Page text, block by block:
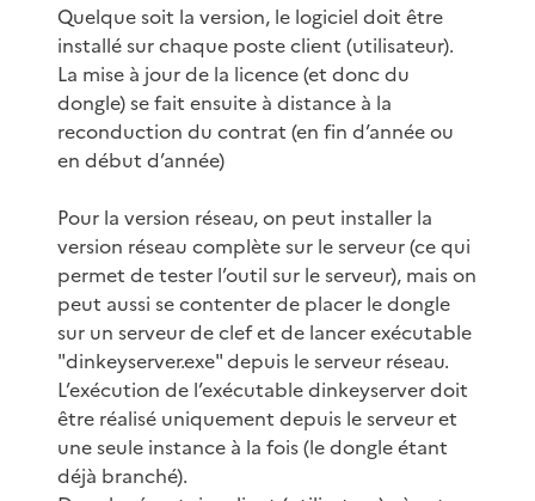
Quelque soit la version, le logiciel doit être
installé sur chaque poste client (utilisateur).
La mise à jour de la licence (et donc du
dongle) se fait ensuite à distance à la
reconduction du contrat (en fin d’année ou
en début d’année)
Pour la version réseau, on peut installer la
version réseau complète sur le serveur (ce qui
permet de tester l’outil sur le serveur), mais on
peut aussi se contenter de placer le dongle
sur un serveur de clef et de lancer exécutable
"dinkeyserver.exe" depuis le serveur réseau.
L’exécution de l’exécutable dinkeyserver doit
être réalisé uniquement depuis le serveur et
une seule instance à la fois (le dongle étant
déjà branché).